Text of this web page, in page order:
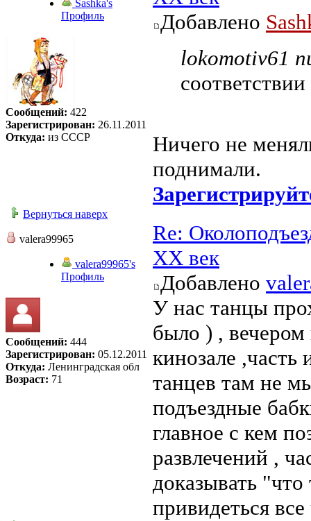
Sashka's
Профиль
Сообщений: 422
Зарегистрирован: 26.11.2011
Откуда: из СССР
Добавлено
lokomotiv61
Ничего не
поднимали.
Вернуться наверх
valera99965
valera99965's
Профиль
Сообщений: 444
Зарегистрирован: 05.12.2011
Откуда: Ленинградская обл
Возраст: 71
Re:
ХХ век
Добавлено
У нас танцы
было ) , вечером
кинозале ,часть
танцев там не
подъездные
главное с кем
развлечений ,
доказывать
привидеться